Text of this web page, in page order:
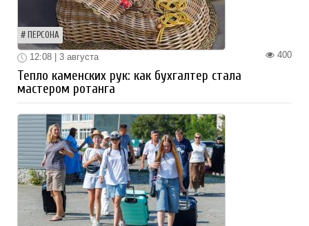
ПЕРСОНА
400
12:08 | 3 августа
Тепло каменских рук: как бухгалтер стала
мастером ротанга